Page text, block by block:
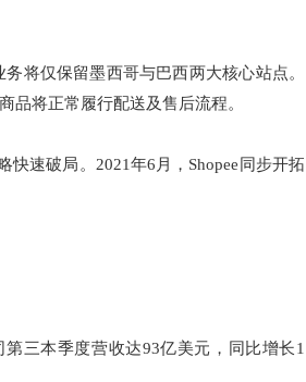
将仅保留墨西哥与巴西两大核心站点。
品将正常履行配送及售后流程。
速破局。2021年6月，Shopee同步开拓
三本季度营收达93亿美元，同比增长1